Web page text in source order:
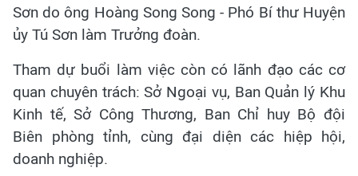
Sơn do ông Hoàng Song Song - Phó Bí thư Huyện
ủy Tú Sơn làm Trưởng đoàn.
Tham dự buổi làm việc còn có lãnh đạo các cơ
quan chuyên trách: Sở Ngoại vụ, Ban Quản lý Khu
Kinh tế, Sở Công Thương, Ban Chỉ huy Bộ đội
Biên phòng tỉnh, cùng đại diện các hiệp hội,
doanh nghiệp.